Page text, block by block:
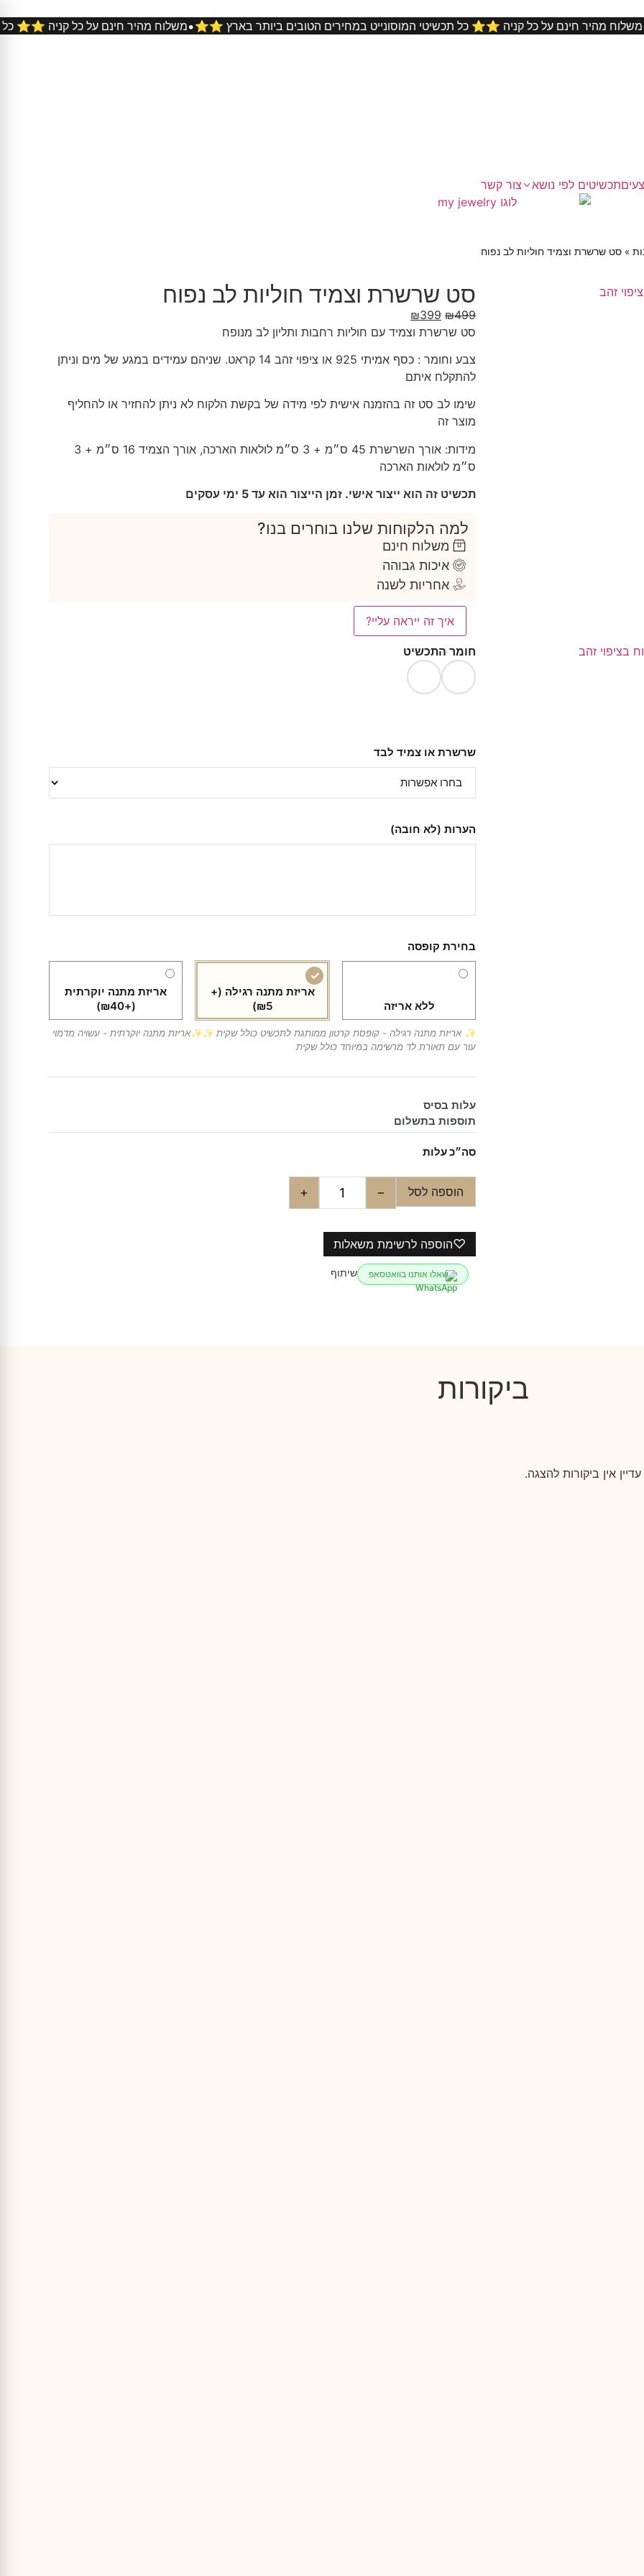
משלוח מהיר חינם על• משלוח מהיר חינם על כל קניה ⭐️⭐️ כל תכשיטי המוסונייט במחירים הטובים ביותר בארץ ⭐️⭐️• בארץ ⭐️⭐️
תכשיטים לפי נושא צור קשר
» סט שרשרת וצמיד חוליות לב נפוח
סט שרשרת וצמיד חוליות לב נפוח
₪499
₪399
סט שרשרת וצמיד עם חוליות רחבות ותליון לב מנופח
צבע וחומר : כסף אמיתי 925 או ציפוי זהב 14 קראט. שניהם עמידים במגע של מים וניתן
להתקלח איתם
שימו לב סט זה בהזמנה אישית לפי מידה של בקשת הלקוח לא ניתן להחזיר או להחליף
מוצר זה
מידות: אורך השרשרת 45 ס״מ + 3 ס״מ לולאות הארכה, אורך הצמיד 16 ס״מ + 3
ס״מ לולאות הארכה
תכשיט זה הוא ייצור אישי. זמן הייצור הוא עד 5 ימי עסקים
למה הלקוחות שלנו בוחרים בנו?
משלוח חינם
איכות גבוהה
אחריות לשנה
איך זה ייראה עליי?
חומר התכשיט
שרשרת או צמיד לבד
הערות (לא חובה)
בחירת קופסה
ללא אריזה
אריזת מתנה רגילה (+
₪5)
אריזת מתנה יוקרתית
(+₪40)
✨ אריזת מתנה רגילה - קופסת קרטון ממותגת לתכשיט כולל שקית ✨✨אריזת מתנה יוקרתית - עשויה מדמוי
עור עם תאורת לד מרשימה במיוחד כולל שקית
עלות בסיס
תוספות בתשלום
סה״כ עלות
−
+ הוספה לסל
♡הוספה לרשימת משאלות
שאלו אותנו בוואטסאפ שיתוף
ביקורות
עדיין אין ביקורות להצגה.